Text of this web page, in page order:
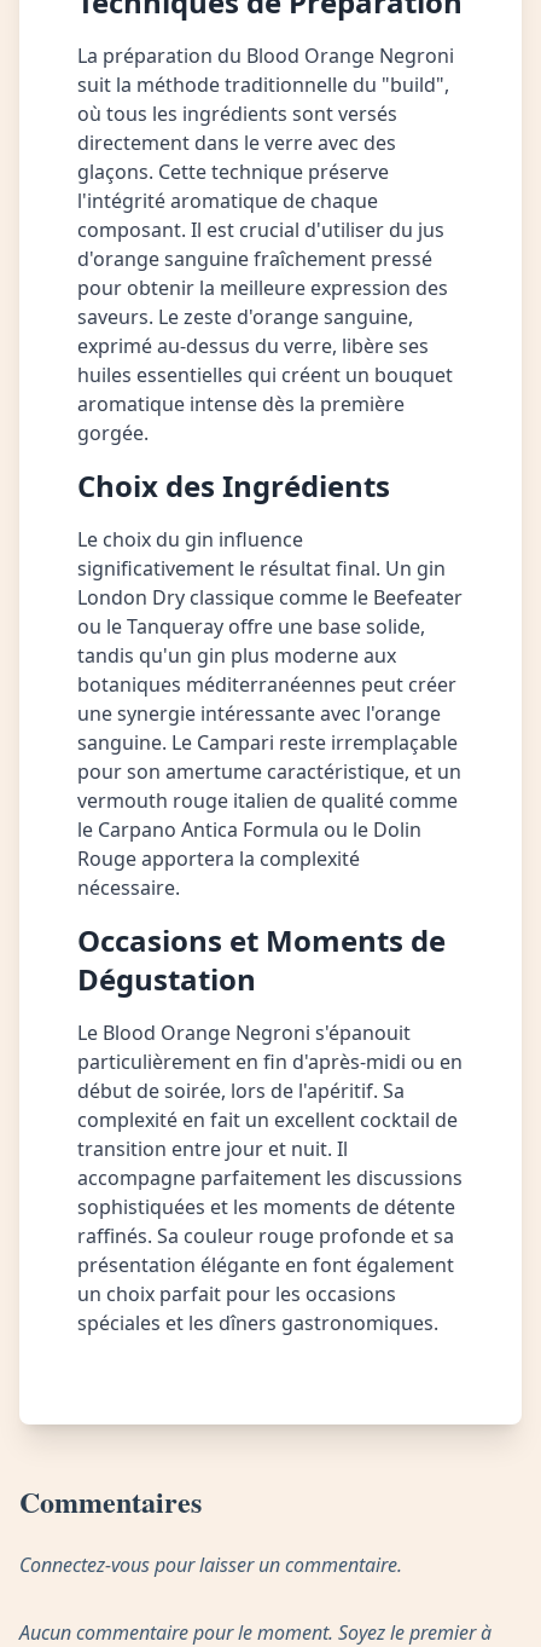
La préparation du Blood Orange Negroni
suit la méthode traditionnelle du "build",
où tous les ingrédients sont versés
directement dans le verre avec des
glaçons. Cette technique préserve
l'intégrité aromatique de chaque
composant. Il est crucial d'utiliser du jus
d'orange sanguine fraîchement pressé
pour obtenir la meilleure expression des
saveurs. Le zeste d'orange sanguine,
exprimé au-dessus du verre, libère ses
huiles essentielles qui créent un bouquet
aromatique intense dès la première
gorgée.
Choix des Ingrédients
Le choix du gin influence
significativement le résultat final. Un gin
London Dry classique comme le Beefeater
ou le Tanqueray offre une base solide,
tandis qu'un gin plus moderne aux
botaniques méditerranéennes peut créer
une synergie intéressante avec l'orange
sanguine. Le Campari reste irremplaçable
pour son amertume caractéristique, et un
vermouth rouge italien de qualité comme
le Carpano Antica Formula ou le Dolin
Rouge apportera la complexité
nécessaire.
Occasions et Moments de
Dégustation
Le Blood Orange Negroni s'épanouit
particulièrement en fin d'après-midi ou en
début de soirée, lors de l'apéritif. Sa
complexité en fait un excellent cocktail de
transition entre jour et nuit. Il
accompagne parfaitement les discussions
sophistiquées et les moments de détente
raffinés. Sa couleur rouge profonde et sa
présentation élégante en font également
un choix parfait pour les occasions
spéciales et les dîners gastronomiques.
Commentaires
Connectez-vous pour laisser un commentaire.
Aucun commentaire pour le moment. Soyez le premier à